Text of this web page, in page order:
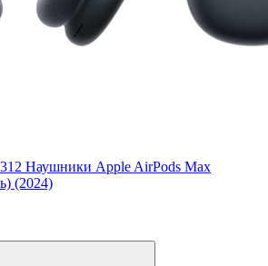
Наушники Apple AirPods Max
(2024)